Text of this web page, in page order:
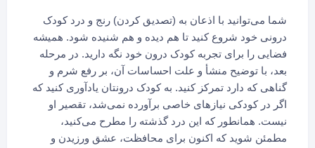
شما می‌توانید با اذعان به (تصدیق کردن) رنج و درد کودک
درونی خود شروع کنید تا هم دیده و هم شنیده شود. همیشه
فضایی را برای تجربه کودک درون خود نگه دارید. در مرحله
بعد، با توضیح منشأ و علت احساسات آن، بر رفع شرم و
گناهی که دارد تمرکز کنید. به کودک درونتان یادآوری کنید که
اگر در کودکی نیازهای خاصی برآورده نمی‌شد، تقصیر او
نیست. همانطور که این درد گذشته را مطرح می‌کنید،
مطمئن شوید که اکنون برای محافظت، عشق ورزیدن و